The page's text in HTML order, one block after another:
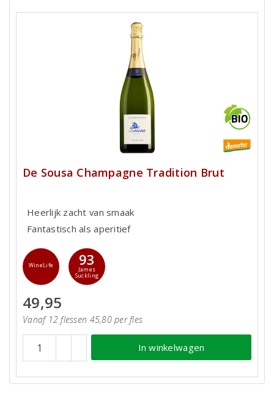
De Sousa Champagne Tradition Brut
Heerlijk zacht van smaak
Fantastisch als aperitief
WineLife 93
James
Suckling
49,95
Vanaf 12 flessen 45,80 per fles
In winkelwagen